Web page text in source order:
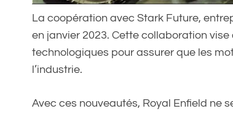
La coopération avec Stark Future,
en janvier 2023. Cette collaboration
technologiques pour assurer que les
l’industrie.
Avec ces nouveautés, Royal Enfield ne